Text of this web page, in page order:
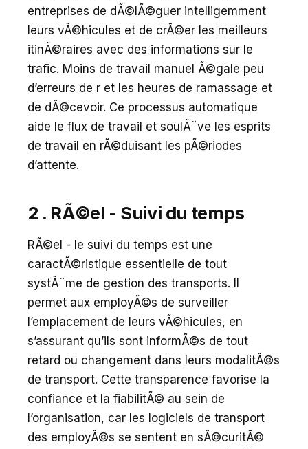
entreprises de dÃ©lÃ©guer intelligemment
leurs vÃ©hicules et de crÃ©er les meilleurs
itinÃ©raires avec des informations sur le
trafic. Moins de travail manuel Ã©gale peu
d’erreurs de r et les heures de ramassage et
de dÃ©cevoir. Ce processus automatique
aide le flux de travail et soulÃ¨ve les esprits
de travail en rÃ©duisant les pÃ©riodes
d’attente.
2 . RÃ©el - Suivi du temps
RÃ©el - le suivi du temps est une
caractÃ©ristique essentielle de tout
systÃ¨me de gestion des transports. Il
permet aux employÃ©s de surveiller
l’emplacement de leurs vÃ©hicules, en
s’assurant qu’ils sont informÃ©s de tout
retard ou changement dans leurs modalitÃ©s
de transport. Cette transparence favorise la
confiance et la fiabilitÃ© au sein de
l’organisation, car les logiciels de transport
des employÃ©s se sentent en sÃ©curitÃ©